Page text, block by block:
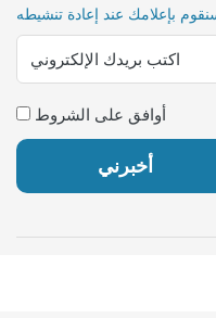
أوافق على الشروط